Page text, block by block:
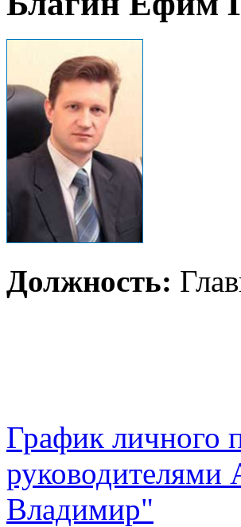
Должность:
График личного
руководителями
Владимир"